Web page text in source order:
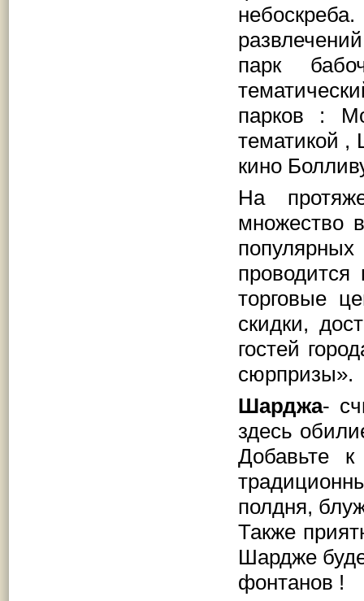
парк
парков :
тематикой ,
кино
На
множество
торговые
скидки,
гостей
сюрпризы».
Шарджа-
здесь
Добавьте
полдня,
Также
Шардже
фонтанов !